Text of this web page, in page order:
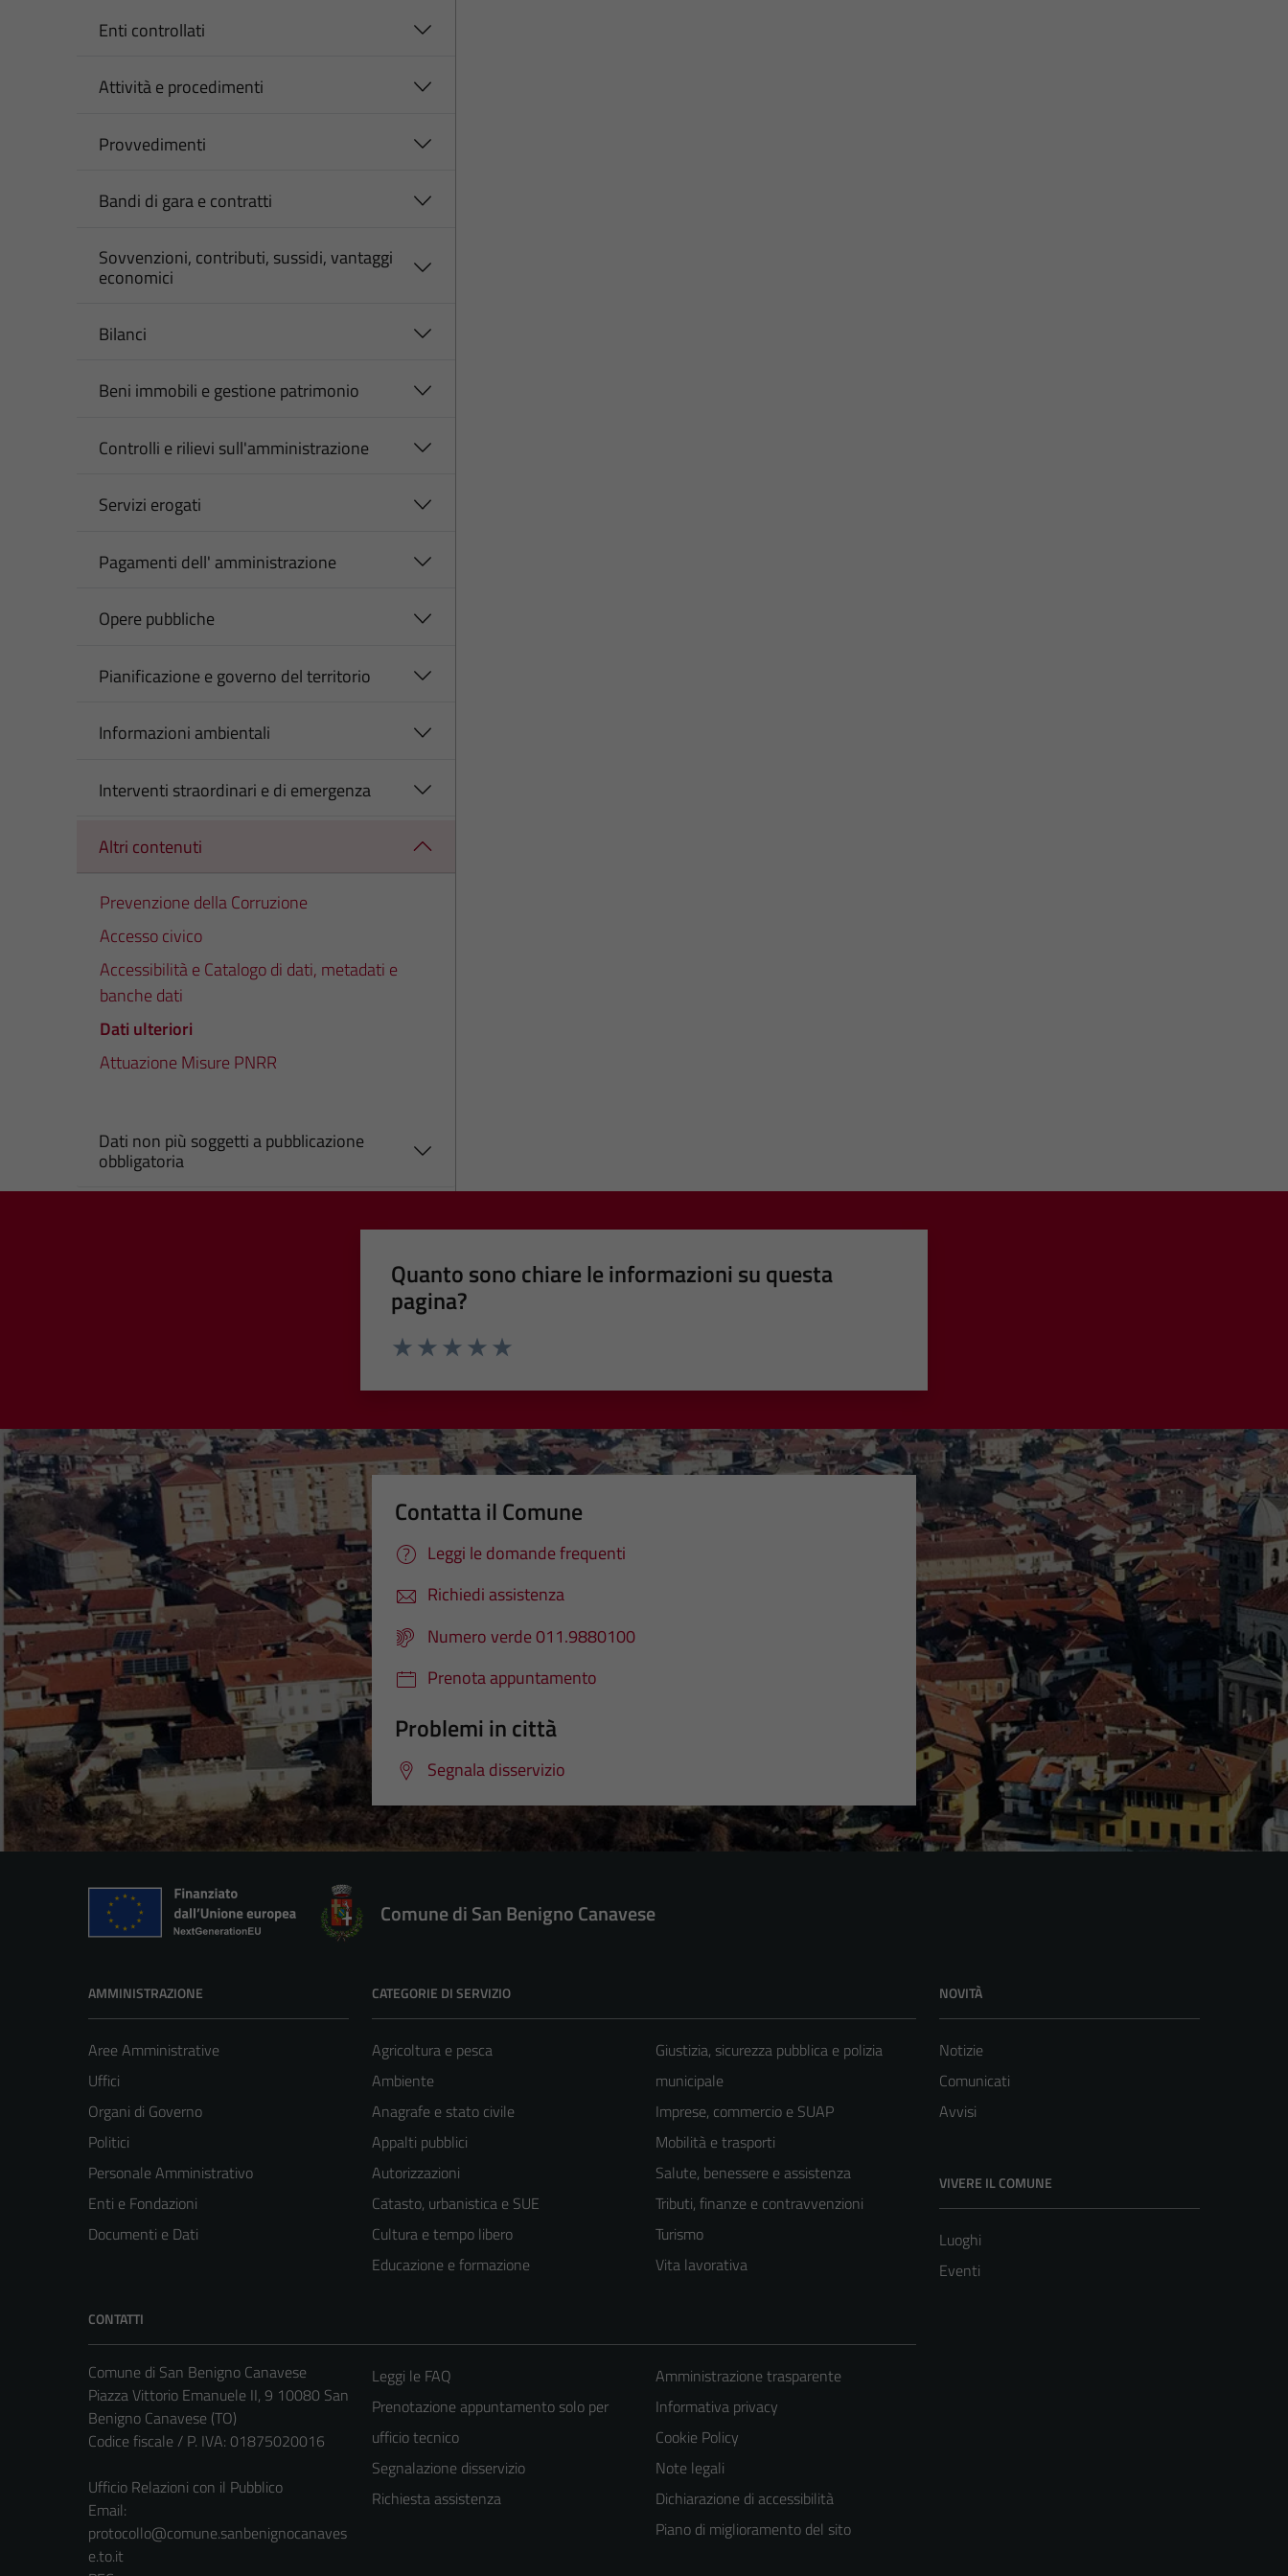
Enti controllati
Attività e procedimenti
Provvedimenti
Bandi di gara e contratti
Sovvenzioni, contributi, sussidi, vantaggi
economici
Bilanci
Beni immobili e gestione patrimonio
Controlli e rilievi sull'amministrazione
Servizi erogati
Pagamenti dell' amministrazione
Opere pubbliche
Pianificazione e governo del territorio
Informazioni ambientali
Interventi straordinari e di emergenza
Altri contenuti
Prevenzione della Corruzione
Accesso civico
Accessibilità e Catalogo di dati, metadati e
banche dati
Dati ulteriori
Attuazione Misure PNRR
Dati non più soggetti a pubblicazione
obbligatoria
Quanto sono chiare le informazioni su questa
pagina?
Contatta il Comune
Leggi le domande frequenti
Richiedi assistenza
Numero verde 011.9880100
Prenota appuntamento
Problemi in città
Segnala disservizio
Comune di San Benigno Canavese
AMMINISTRAZIONE
Aree Amministrative
Uffici
Organi di Governo
Politici
Personale Amministrativo
Enti e Fondazioni
Documenti e Dati
CATEGORIE DI SERVIZIO
Agricoltura e pesca
Ambiente
Anagrafe e stato civile
Appalti pubblici
Autorizzazioni
Catasto, urbanistica e SUE
Cultura e tempo libero
Educazione e formazione
Giustizia, sicurezza pubblica e polizia
municipale
Imprese, commercio e SUAP
Mobilità e trasporti
Salute, benessere e assistenza
Tributi, finanze e contravvenzioni
Turismo
Vita lavorativa
NOVITÀ
Notizie
Comunicati
Avvisi
VIVERE IL COMUNE
Luoghi
Eventi
CONTATTI
Comune di San Benigno Canavese
Piazza Vittorio Emanuele II, 9 10080 San
Benigno Canavese (TO)
Codice fiscale / P. IVA: 01875020016
Ufficio Relazioni con il Pubblico
Email:
protocollo@comune.sanbenignocanaves
e.to.it
Leggi le FAQ
Prenotazione appuntamento solo per
ufficio tecnico
Segnalazione disservizio
Richiesta assistenza
Amministrazione trasparente
Informativa privacy
Cookie Policy
Note legali
Dichiarazione di accessibilità
Piano di miglioramento del sito
Tecnici
Questi cookie